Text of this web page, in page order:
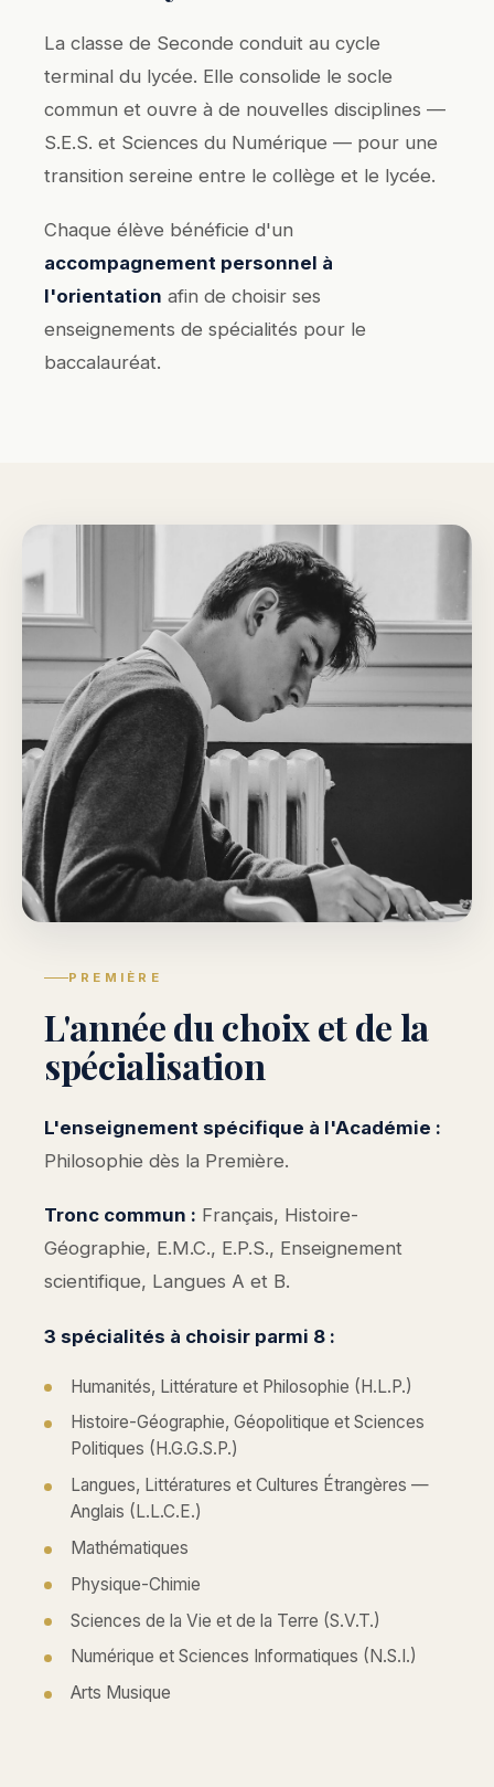
La classe de Seconde conduit au cycle
terminal du lycée. Elle consolide le socle
commun et ouvre à de nouvelles disciplines —
S.E.S. et Sciences du Numérique — pour une
transition sereine entre le collège et le lycée.
Chaque élève bénéficie d'un
accompagnement personnel à
l'orientation afin de choisir ses
enseignements de spécialités pour le
baccalauréat.
PREMIÈRE
L'année du choix et de la
spécialisation
L'enseignement spécifique à l'Académie :
Philosophie dès la Première.
Tronc commun : Français, Histoire-
Géographie, E.M.C., E.P.S., Enseignement
scientifique, Langues A et B.
3 spécialités à choisir parmi 8 :
Humanités, Littérature et Philosophie (H.L.P.)
Histoire-Géographie, Géopolitique et Sciences
Politiques (H.G.G.S.P.)
Langues, Littératures et Cultures Étrangères —
Anglais (L.L.C.E.)
Mathématiques
Physique-Chimie
Sciences de la Vie et de la Terre (S.V.T.)
Numérique et Sciences Informatiques (N.S.I.)
Arts Musique